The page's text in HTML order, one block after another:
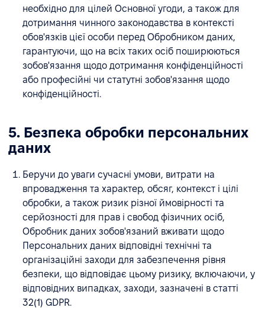
необхідно для цілей Основної угоди, а також для
дотримання чинного законодавства в контексті
обов'язків цієї особи перед Обробником даних,
гарантуючи, що на всіх таких осіб поширюються
зобов'язання щодо дотримання конфіденційності
або професійні чи статутні зобов'язання щодо
конфіденційності.
5. Безпека обробки персональних
даних
Беручи до уваги сучасні умови, витрати на
впровадження та характер, обсяг, контекст і цілі
обробки, а також ризик різної ймовірності та
серйозності для прав і свобод фізичних осіб,
Обробник даних зобов'язаний вживати щодо
Персональних даних відповідні технічні та
організаційні заходи для забезпечення рівня
безпеки, що відповідає цьому ризику, включаючи, у
відповідних випадках, заходи, зазначені в статті
32(1) GDPR.